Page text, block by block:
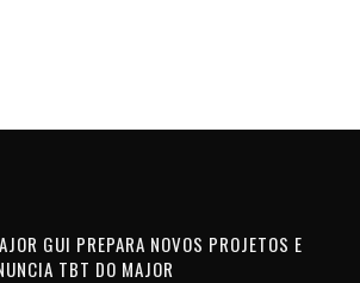
GUI PREPARA NOVOS PROJETOS E
TBT DO MAJOR